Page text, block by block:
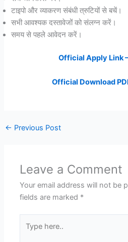
टाइपो और व्याकरण संबंधी त्रुटियों से बचें।
सभी आवश्यक दस्तावेजों को संलग्न करें।
समय से पहले आवेदन करें।
Official Apply Link
Official Download
← Previous Post
Leave a Comment
Your email address will not be
fields are marked *
here..